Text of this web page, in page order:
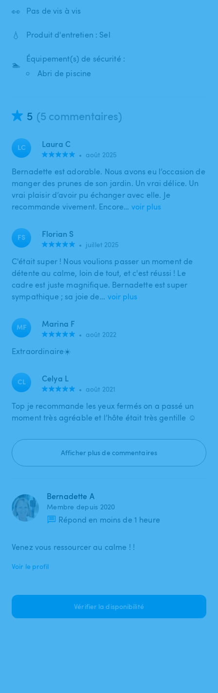
👀 Pas de vis à vis
💧 Produit d'entretien : Sel
🏊
Équipement(s) de sécurité :
Abri de piscine
5 (5 commentaires)
LC Laura C
• août 2025
Bernadette est adorable. Nous avons eu l’occasion de
manger des prunes de son jardin. Un vrai délice. Un
vrai plaisir d’avoir pu échanger avec elle. Je
recommande vivement. Encore… voir plus
FS Florian S
• juillet 2025
C'était super ! Nous voulions passer un moment de
détente au calme, loin de tout, et c'est réussi ! Le
cadre est juste magnifique. Bernadette est super
sympathique ; sa joie de… voir plus
MF Marina F
• août 2022
Extraordinaire☀️
CL Celya L
• août 2021
Top je recommande les yeux fermés on a passé un
moment très agréable et l’hôte était très gentille ☺️
Afficher plus de commentaires
Bernadette A
Membre depuis 2020
Répond en moins de 1 heure
Venez vous ressourcer au calme ! !
Voir le profil
Vérifier la disponibilité